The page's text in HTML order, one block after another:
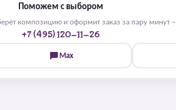
Поможем с выбором
композицию и оформит заказ за пару минут –
+7 (495) 120-11-26
Max